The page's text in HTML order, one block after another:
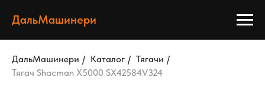
ДальМашинери
ДальМашинери / Каталог / Тягачи /
Тягач Shacman X5000 SX42584V324